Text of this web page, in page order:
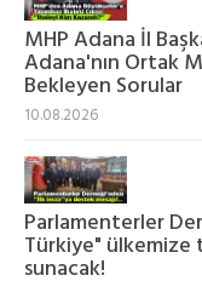
MHP Adana İl
Adana'nın Ortak
Bekleyen Sorular
10.08.2026
Parlamenterler
Türkiye" ülkemize
sunacak!